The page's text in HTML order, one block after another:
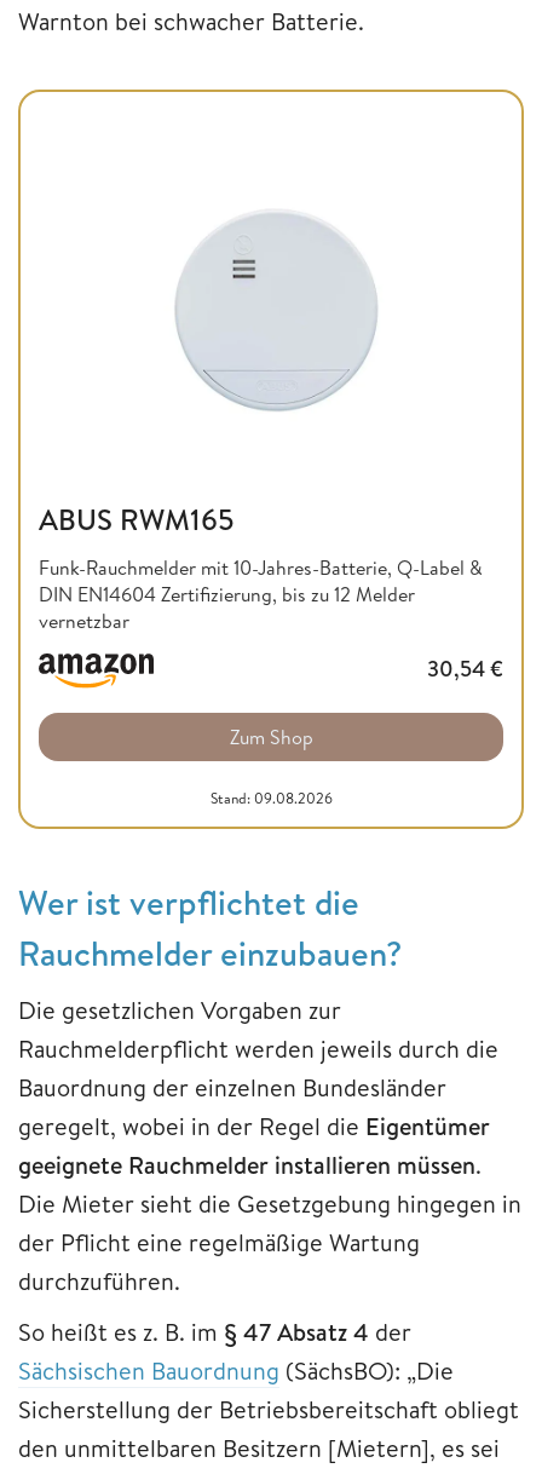
Warnton bei schwacher Batterie.
ABUS RWM165
Funk-Rauchmelder mit 10-Jahres-Batterie, Q-Label &
DIN EN14604 Zertifizierung, bis zu 12 Melder
vernetzbar
30,54€
Zum Shop
Stand: 09.08.2026
Wer ist verpflichtet die
Rauchmelder einzubauen?
Die gesetzlichen Vorgaben zur
Rauchmelderpflicht werden jeweils durch die
Bauordnung der einzelnen Bundesländer
geregelt, wobei in der Regel die Eigentümer
geeignete Rauchmelder installieren müssen.
Die Mieter sieht die Gesetzgebung hingegen in
der Pflicht eine regelmäßige Wartung
durchzuführen.
So heißt es z. B. im § 47 Absatz 4 der
Sächsischen Bauordnung (SächsBO): „Die
Sicherstellung der Betriebsbereitschaft obliegt
den unmittelbaren Besitzern [Mietern], es sei